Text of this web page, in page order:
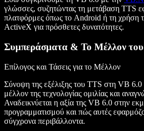
γλώσσες, συζητώντας τη μετάβαση TTS
πλατφόρμες όπως το Android ή τη χρήση
ActiveX για πρόσθετες δυνατότητες.
Συμπεράσματα & Το Μέλλον
Επίλογος και Τάσεις για το Μέλλον
Σύνοψη της εξέλιξης του TTS στη VB 6.0
μέλλον της τεχνολογίας ομιλίας και
Αναδεικνύεται η αξία της VB 6.0 στην
προγραμματισμού και πώς αυτές
σύγχρονα περιβάλλοντα.